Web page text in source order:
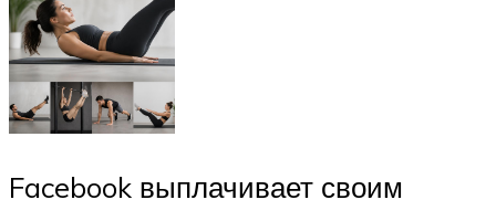
Facebook выплачивает своим